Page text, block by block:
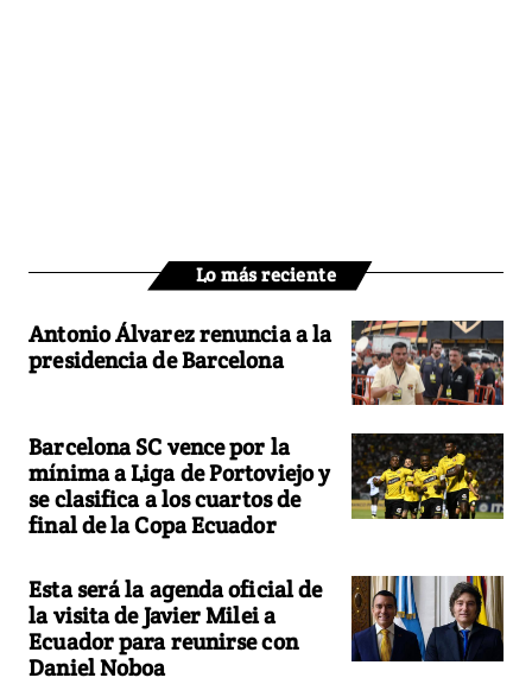
Lo más reciente
Antonio Álvarez renuncia a la
presidencia de Barcelona
Barcelona SC vence por la
mínima a Liga de Portoviejo y
se clasifica a los cuartos de
final de la Copa Ecuador
Esta será la agenda oficial de
la visita de Javier Milei a
Ecuador para reunirse con
Daniel Noboa